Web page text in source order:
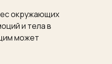
окружающих
и тела в
может